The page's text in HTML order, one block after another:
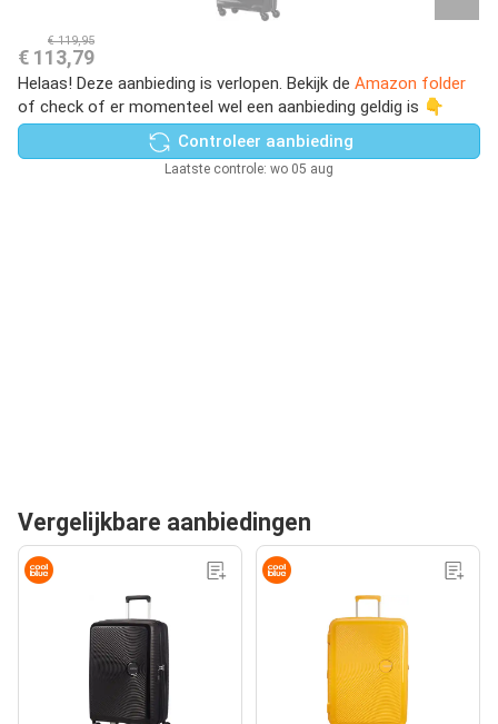
€ 119,95
€ 113,79
Helaas! Deze aanbieding is verlopen. Bekijk de Amazon folder
of check of er momenteel wel een aanbieding geldig is 👇
Controleer aanbieding
Laatste controle: wo 05 aug
Vergelijkbare aanbiedingen